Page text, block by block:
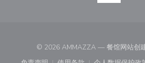
© 2026 AMMAZZA — 餐馆网站创